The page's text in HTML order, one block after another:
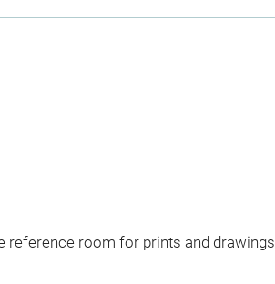
reference room for prints and drawings